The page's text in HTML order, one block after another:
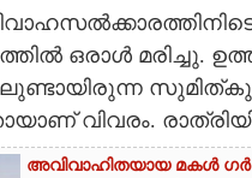
ഒരാൾ മരിച്ചു.
വിവരം.
അവിവാഹിതയായ മകൾ